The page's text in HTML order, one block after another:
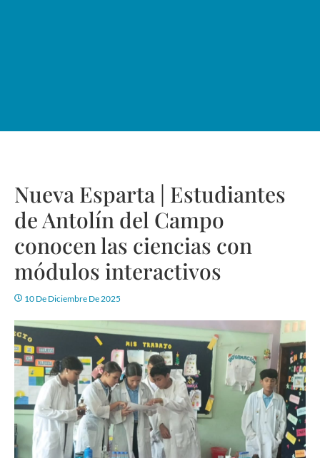
Nueva Esparta | Estudiantes
de Antolín del Campo
conocen las ciencias con
módulos interactivos
10 De Diciembre De 2025